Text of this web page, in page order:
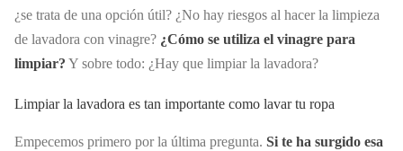
¿se trata de una opción útil? ¿No hay riesgos al hacer la limpieza
de lavadora con vinagre? ¿Cómo se utiliza el vinagre para
limpiar? Y sobre todo: ¿Hay que limpiar la lavadora?
Limpiar la lavadora es tan importante como lavar tu ropa
Empecemos primero por la última pregunta. Si te ha surgido esa